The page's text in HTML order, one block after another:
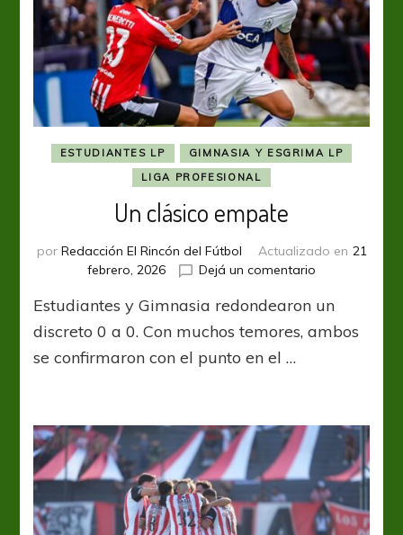
ESTUDIANTES LP
GIMNASIA Y ESGRIMA LP
LIGA PROFESIONAL
Un clásico empate
por Redacción El Rincón del Fútbol Actualizado en 21
febrero, 2026
Dejá un comentario
clásico
empate
Estudiantes y Gimnasia redondearon un
discreto 0 a 0. Con muchos temores, ambos
se confirmaron con el punto en el …